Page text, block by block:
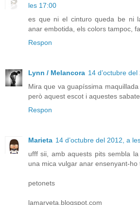
les 17:00
es que ni el cinturo queda be ni
anar embotida, els colors tampoc,
Respon
Lynn / Melancora 14 d’octubre
Mira que va guapíssima
però aquest escot i aquestes
Respon
Marieta 14 d’octubre del 2012, a
ufff sii, amb aquests pits sembla
una mica vulgar anar ensenyant-ho
petonets
lamaryeta.blogspot.com